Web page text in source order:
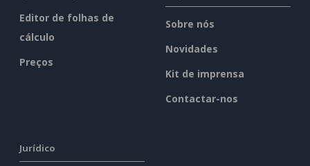
Editor de folhas de
cálculo
Preços
Sobre nós
Novidades
Kit de imprensa
Contactar-nos
Jurídico